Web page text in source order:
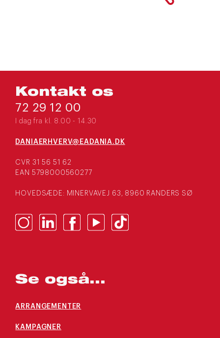
Kontakt os
72 29 12 00
I dag fra kl. 8.00 - 14.30
DANIAERHVERV@EADANIA.DK
CVR 31 56 51 62
EAN 5798000560277
HOVEDSÆDE: MINERVAVEJ 63, 8960 RANDERS SØ
Se også...
ARRANGEMENTER
KAMPAGNER